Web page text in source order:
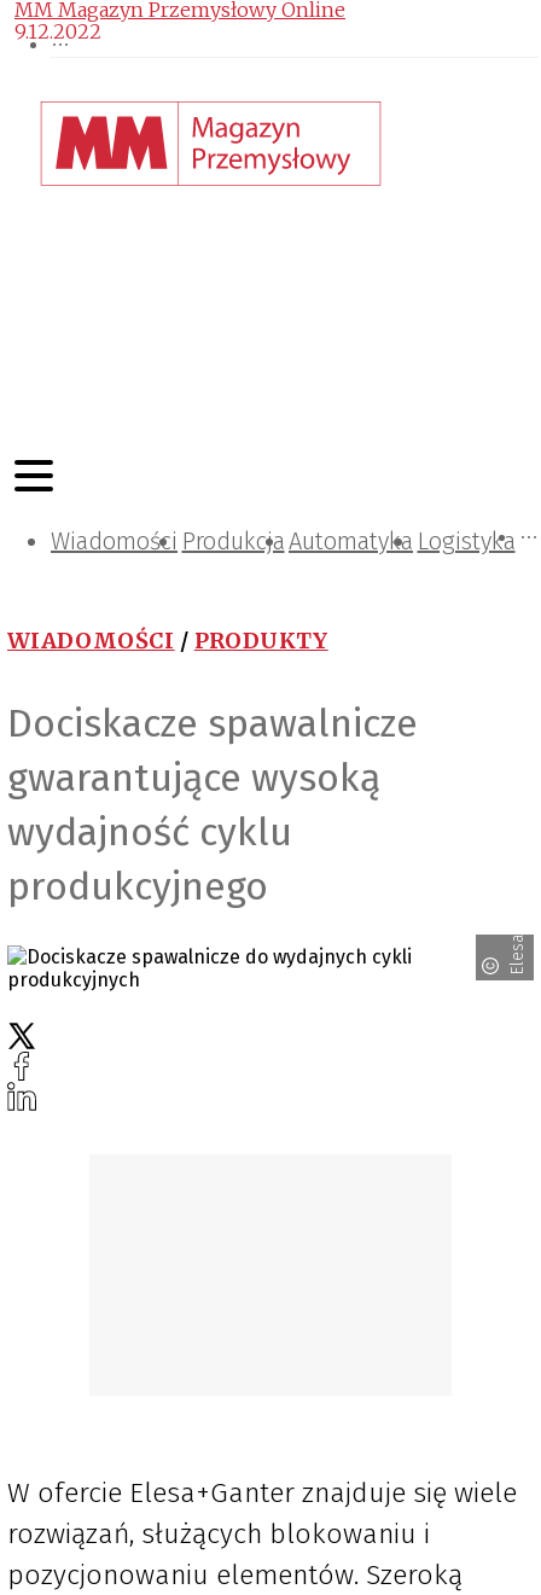
Wiadomości ProdukcjaAutomatyka Logistyka
Projektowanie i konstrukcje
Zarządzanie i IT
Tematy specjalne
WIADOMOŚCI / PRODUKTY
Dociskacze spawalnicze
gwarantujące wysoką
wydajność cyklu
produkcyjnego
Elesa+Ganter
MM Magazyn Przemysłowy Online
9.12.2022
W ofercie Elesa+Ganter znajduje się wiele
rozwiązań, służących blokowaniu i
pozycjonowaniu elementów. Szeroką